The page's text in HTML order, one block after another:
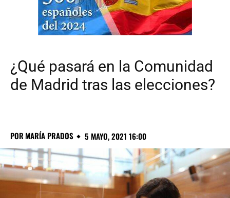
¿Qué pasará en la Comunidad
de Madrid tras las elecciones?
PORMARÍA PRADOS 5 MAYO, 2021 16:00